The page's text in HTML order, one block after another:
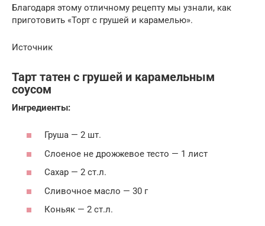
Благодаря этому отличному рецепту мы узнали, как
приготовить «Торт с грушей и карамелью».
Источник
Тарт татен с грушей и карамельным
соусом
Ингредиенты:
Груша — 2 шт.
Слоеное не дрожжевое тесто — 1 лист
Сахар — 2 ст.л.
Сливочное масло — 30 г
Коньяк — 2 ст.л.